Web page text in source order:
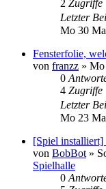
2 Zugriffe
Letzter
Mo 30
Fensterfolie,
von franzz » Mo
0
4 Zugriffe
Letzter
Mo 23
[Spiel
von BobBot»
Spielhalle
0